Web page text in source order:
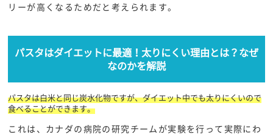
リーが高くなるためだと考えられます。
パスタはダイエットに最適！太りにくい理由とは？なぜ
なのかを解説
パスタは白米と同じ炭水化物ですが、ダイエット中でも太りにくいので
食べることができます。
これは、カナダの病院の研究チームが実験を行って実際にわ